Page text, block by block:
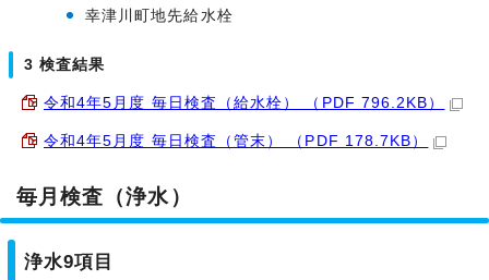
幸津川町地先給水栓
3 検査結果
令和4年5月度 毎日検査（給水栓） （PDF 796.2KB）
令和4年5月度 毎日検査（管末） （PDF 178.7KB）
毎月検査（浄水）
浄水9項目